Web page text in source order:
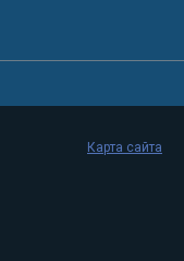
Карта сайта